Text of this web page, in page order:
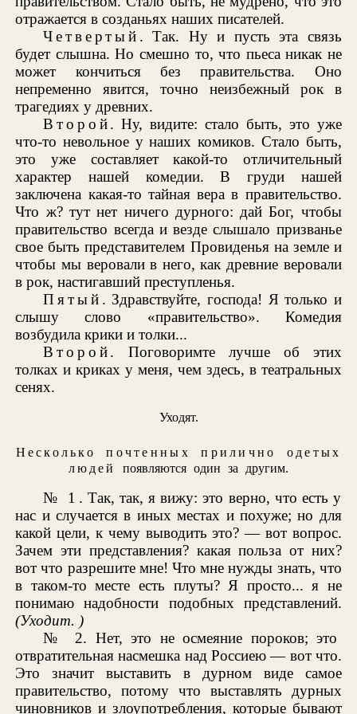
отражается в созданьях наших писателей.
Четвертый . Так. Ну и пусть эта связь
будет слышна. Но смешно то, что пьеса никак не
может кончиться без правительства. Оно
непременно явится, точно неизбежный рок в
трагедиях у древних.
Второй. Ну, видите: стало быть, это уже
что-то невольное у наших комиков. Стало быть,
это уже составляет какой-то отличительный
характер нашей комедии. В груди нашей
заключена какая-то тайная вера в правительство.
Что ж? тут нет ничего дурного: дай Бог, чтобы
правительство всегда и везде слышало призванье
свое быть представителем Провиденья на земле и
чтобы мы веровали в него, как древние веровали
в рок, настигавший преступленья.
Пятый . Здравствуйте, господа! Я только и
слышу слово «правительство». Комедия
возбудила крики и толки...
Второй. Поговоримте лучше об этих
толках и криках у меня, чем здесь, в театральных
сенях.
Уходят.
Несколько почтенных прилично одетых
людей
появляются один за другим.
№ 1 . Так, так, я вижу: это верно, что есть у
нас и случается в иных местах и похуже; но для
какой цели, к чему выводить это? — вот вопрос.
Зачем эти представления? какая польза от них?
вот что разрешите мне! Что мне нужды знать, что
в таком-то месте есть плуты? Я просто... я не
понимаю надобности подобных представлений.
(Уходит. )
№ 2. Нет, это не осмеяние пороков; это
отвратительная насмешка над Россиею — вот что.
Это значит выставить в дурном виде самое
правительство, потому что выставлять дурных
чиновников и злоупотребления, которые бывают